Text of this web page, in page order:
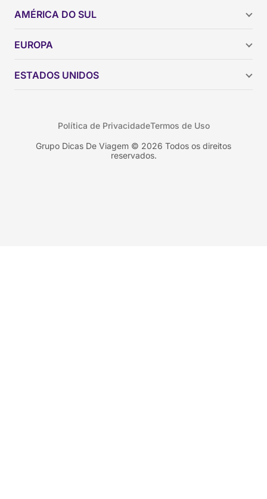
AMÉRICA DO SUL
Brasil
Colômbia
EUROPA
ESTADOS UNIDOS
Nova York
Grupo Dicas De Viagem © 2026 Todos os direitos
reservados.
Política de PrivacidadeTermos de Uso